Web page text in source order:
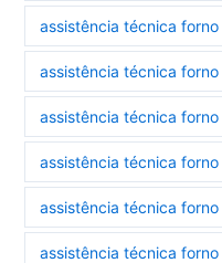
assistência técnica
assistência técnica
assistência técnica
assistência técnica
assistência técnica
assistência técnica